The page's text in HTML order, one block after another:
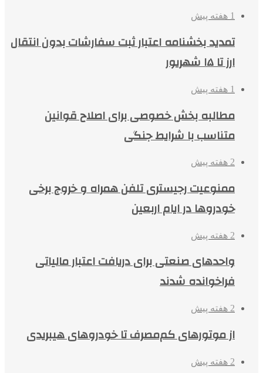
1 هفته پیش
تمدید بخشنامه اعتبار ثبت سفارشات بدون انتقال
ارز تا ۱۵ شهریور
1 هفته پیش
مطالبه بخش خصوصی برای اصلاح قوانین
متناسب با شرایط جنگی
2 هفته پیش
ممنوعیت رجیستری تلفن همراه و خروج برخی
خودروها در ایام اربعین
2 هفته پیش
واحدهای صنعتی برای دریافت اعتبار مالیاتی
فراخوانده شدند
2 هفته پیش
از موتورهای کم‌مصرف تا خودروهای هیبریدی
2 هفته پیش